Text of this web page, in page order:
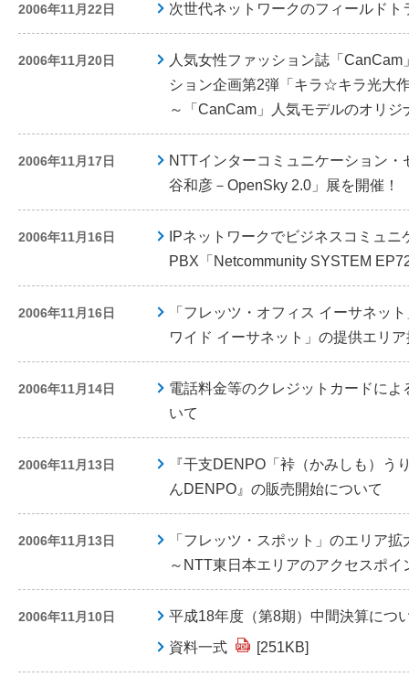
2006年11月22日 次世代ネットワークのフィールド
2006年11月20日
人気女性ファッション誌「
ション企画第2弾「キラ☆キラ光大
～「CanCam」人気モデルのオリジ
2006年11月17日
NTTインターコミュニケーション
谷和彦－OpenSky 2.0」展を開催！
2006年11月16日
IPネットワークでビジネスコミュ
PBX「Netcommunity SYSTEM
2006年11月16日
「フレッツ・オフィス イーサネッ
ワイド イーサネット」の提供エリ
2006年11月14日
電話料金等のクレジットカードに
いて
2006年11月13日
『干支DENPO「裃（かみしも）う
んDENPO』の販売開始について
2006年11月13日
「フレッツ・スポット」のエリア拡
～NTT東日本エリアのアクセスポ
2006年11月10日
平成18年度（第8期）中間決算につ
資料一式
[251KB]